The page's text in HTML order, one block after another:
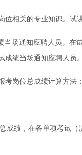
位相关的专业知识。
当场通知应聘人员。
绩当场通知应聘人员
考岗位总成绩计算方
成绩，在各单项考试